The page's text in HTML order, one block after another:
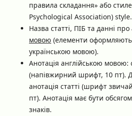
правила складання» або
Psychological Association) style.
Назва статті, ПІБ та данні про
мовою (елементи
українською мовою).
Анотація англійською мовою:
(напівжирний шрифт, 10 пт).
анотація статті (шрифт
пт). Анотація має бути
знаків.